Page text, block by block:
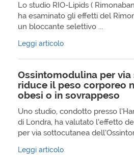
Lo studio RIO-Lipids (
ha esaminato gli effetti del
un bloccante selettivo ...
Leggi articolo
Ossintomodulina per
riduce il peso corporeo
obesi o in sovrappeso
Uno studio, condotto presso
di Londra, ha valutato l’effetto
per via sottocutanea
Leggi articolo